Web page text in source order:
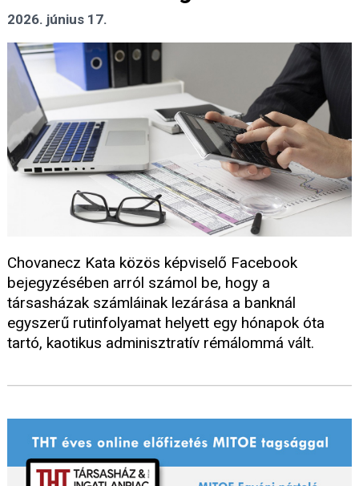
2026. június 17.
Chovanecz Kata közös képviselő Facebook
bejegyzésében arról számol be, hogy a
társasházak számláinak lezárása a banknál
egyszerű rutinfolyamat helyett egy hónapok óta
tartó, kaotikus adminisztratív rémálommá vált.